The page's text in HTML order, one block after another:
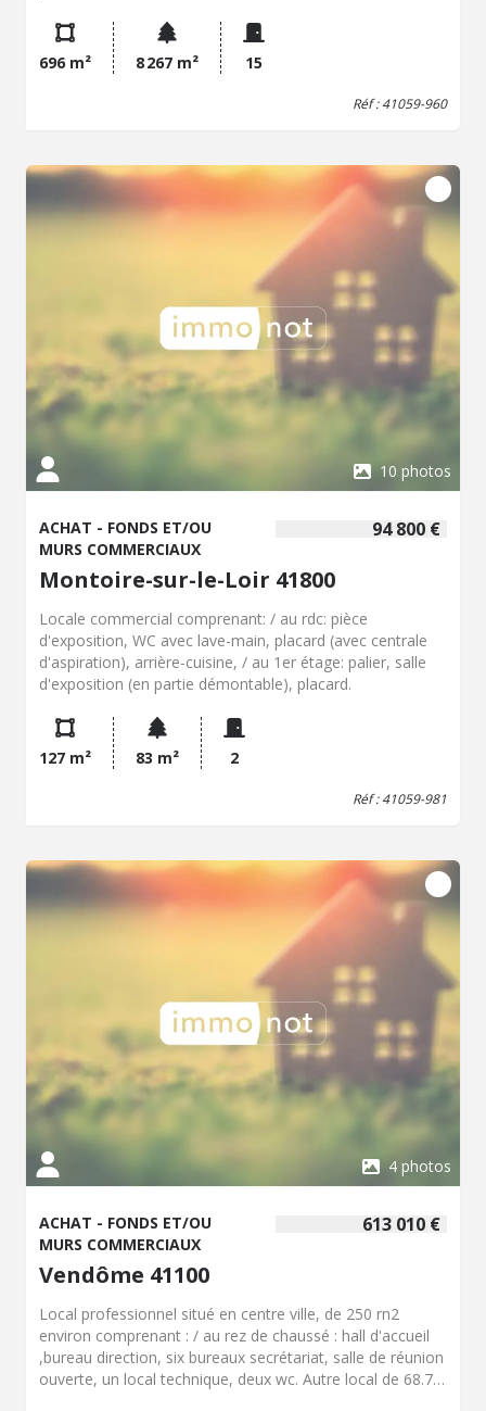
696 m² 8 267 m² 15
Réf : 41059-960
10 photos
94 800 €
ACHAT - FONDS ET/OU
MURS COMMERCIAUX
Montoire-sur-le-Loir 41800
Locale commercial comprenant: / au rdc: pièce
d'exposition, WC avec lave-main, placard (avec centrale
d'aspiration), arrière-cuisine, / au 1er étage: palier, salle
d'exposition (en partie démontable), placard.
127 m² 83 m² 2
Réf : 41059-981
4 photos
613 010 €
ACHAT - FONDS ET/OU
MURS COMMERCIAUX
Vendôme 41100
Local professionnel situé en centre ville, de 250 rn2
environ comprenant : / au rez de chaussé : hall d'accueil
,bureau direction, six bureaux secrétariat, salle de réunion
ouverte, un local technique, deux wc. Autre local de 68.75